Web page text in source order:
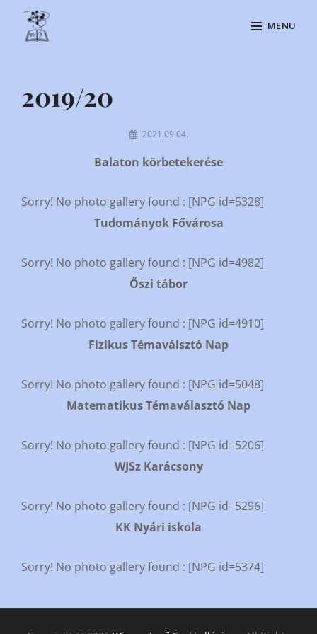
MENU
2019/20
By
Csilla
2021.09.04.
Balaton körbetekerése
Sorry! No photo gallery found : [NPG id=5328]
Tudományok Fővárosa
Sorry! No photo gallery found : [NPG id=4982]
Őszi tábor
Sorry! No photo gallery found : [NPG id=4910]
Fizikus Témaválsztó Nap
Sorry! No photo gallery found : [NPG id=5048]
Matematikus Témaválasztó Nap
Sorry! No photo gallery found : [NPG id=5206]
WJSz Karácsony
Sorry! No photo gallery found : [NPG id=5296]
KK Nyári iskola
Sorry! No photo gallery found : [NPG id=5374]